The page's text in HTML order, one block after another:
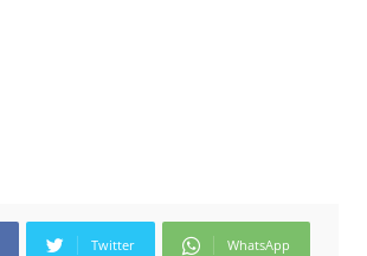
Twitter WhatsApp